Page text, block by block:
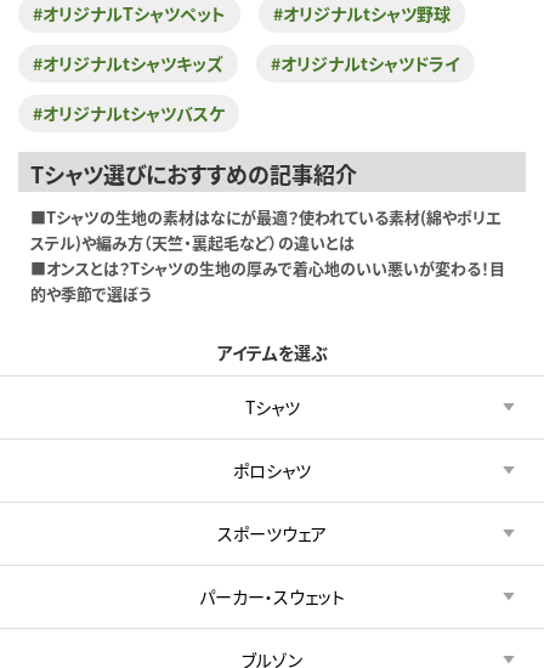
#オリジナルTシャツペット #オリジナルtシャツ野球
#オリジナルtシャツキッズ #オリジナルtシャツドライ
#オリジナルtシャツバスケ
Tシャツ選びにおすすめの記事紹介
■Tシャツの生地の素材はなにが最適？使われている素材(綿やポリエ
ステル)や編み方（天竺・裏起毛など）の違いとは
■オンスとは？Tシャツの生地の厚みで着心地のいい悪いが変わる！目
的や季節で選ぼう
アイテムを選ぶ
Tシャツ
ポロシャツ
スポーツウェア
パーカー・スウェット
ブルゾン